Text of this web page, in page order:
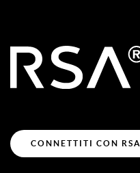
CONNETTITI CON RSA